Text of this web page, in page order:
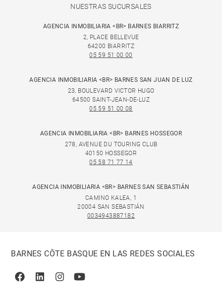
NUESTRAS SUCURSALES
AGENCIA INMOBILIARIA <BR> BARNES BIARRITZ
2, PLACE BELLEVUE
64200 BIARRITZ
05 59 51 00 00
AGENCIA INMOBILIARIA <BR> BARNES SAN JUAN DE LUZ
23, BOULEVARD VICTOR HUGO
64500 SAINT-JEAN-DE-LUZ
05 59 51 00 08
AGENCIA INMOBILIARIA <BR> BARNES HOSSEGOR
278, AVENUE DU TOURING CLUB
40150 HOSSEGOR
05 58 71 77 14
AGENCIA INMOBILIARIA <BR> BARNES SAN SEBASTIÁN
CAMINO KALEA, 1
20004 SAN SEBASTIÁN
0034943887182
BARNES CÔTE BASQUE EN LAS REDES SOCIALES
FacebookLinkedinInstagramYoutube